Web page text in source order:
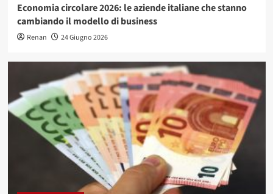
Economia circolare 2026: le aziende italiane che stanno
cambiando il modello di business
Renan 24 Giugno 2026